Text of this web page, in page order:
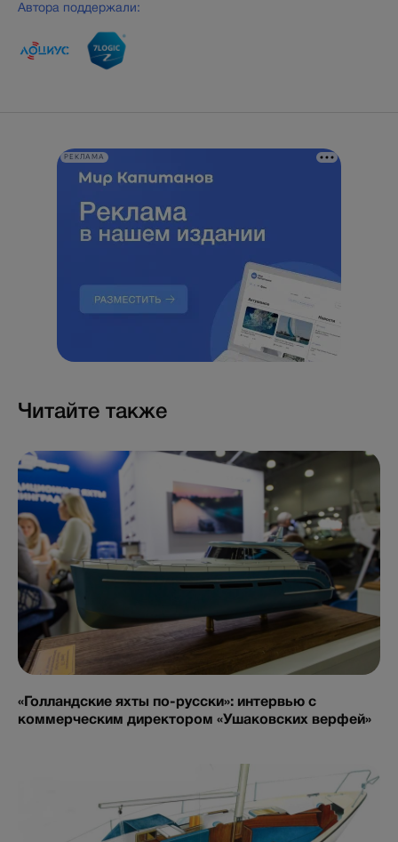
Автора поддержали:
РЕКЛАМА
Читайте также
«Голландские яхты по-русски»: интервью с
коммерческим директором «Ушаковских верфей»